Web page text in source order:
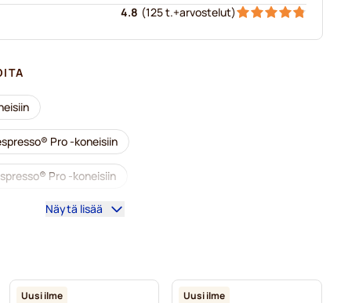
4.8 (125 t.+arvostelut)
Pro -koneisiin
Pro -koneisiin
Nespresso® Professional -tarvikkeet
Pro-kahvinkeittimeen
Näytä lisää
Uusi ilme Uusi ilme